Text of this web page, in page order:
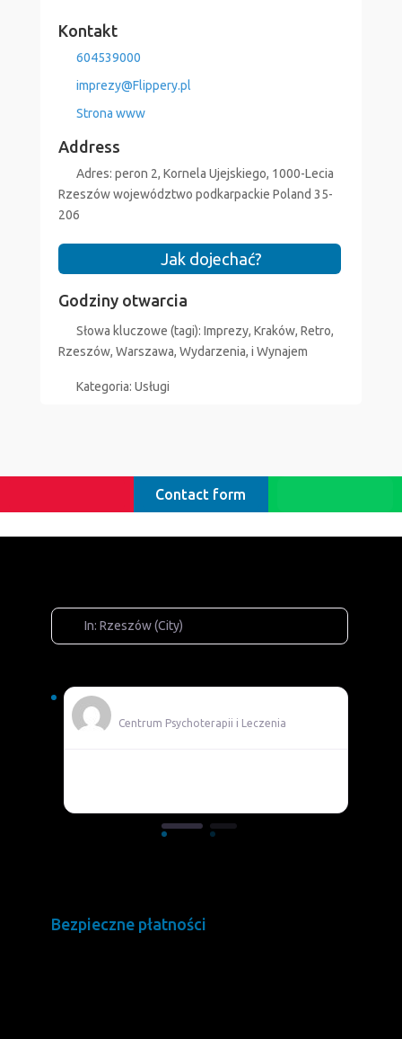
Kontakt
604539000
imprezy@Flippery.pl
Strona www
Address
Adres:peron 2, Kornela Ujejskiego, 1000-Lecia
Rzeszów województwo podkarpackie Poland 35-
206
Jak dojechać?
Godziny otwarcia
Słowa kluczowe (tagi):Imprezy,Kraków,Retro,
Rzeszów, Warszawa, Wydarzenia, i Wynajem
Kategoria:Usługi
Contact form
In: Rzeszów (City)
Centrum Psychoterapii i Leczenia
Bezpieczne płatności